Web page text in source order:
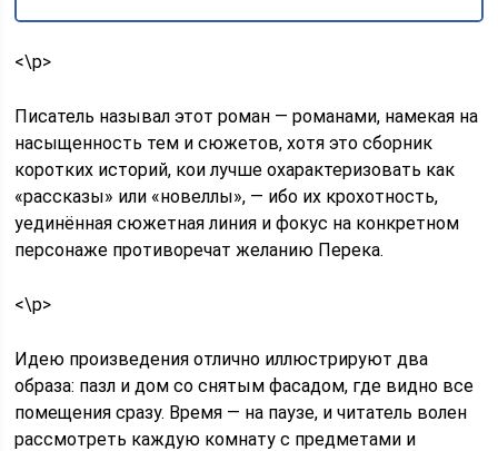
<\p>
Писатель называл этот роман — романами, намекая на
насыщенность тем и сюжетов, хотя это сборник
коротких историй, кои лучше охарактеризовать как
«рассказы» или «новеллы», — ибо их крохотность,
уединённая сюжетная линия и фокус на конкретном
персонаже противоречат желанию Перека.
<\p>
Идею произведения отлично иллюстрируют два
образа: пазл и дом со снятым фасадом, где видно все
помещения сразу. Время — на паузе, и читатель волен
рассмотреть каждую комнату с предметами и